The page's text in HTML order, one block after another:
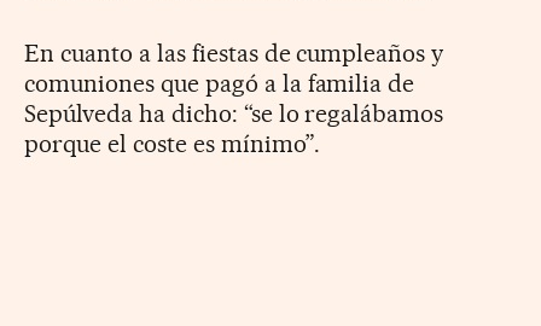
En cuanto a las fiestas de cumpleaños y
comuniones que pagó a la familia de
Sepúlveda ha dicho: “se lo regalábamos
porque el coste es mínimo”.